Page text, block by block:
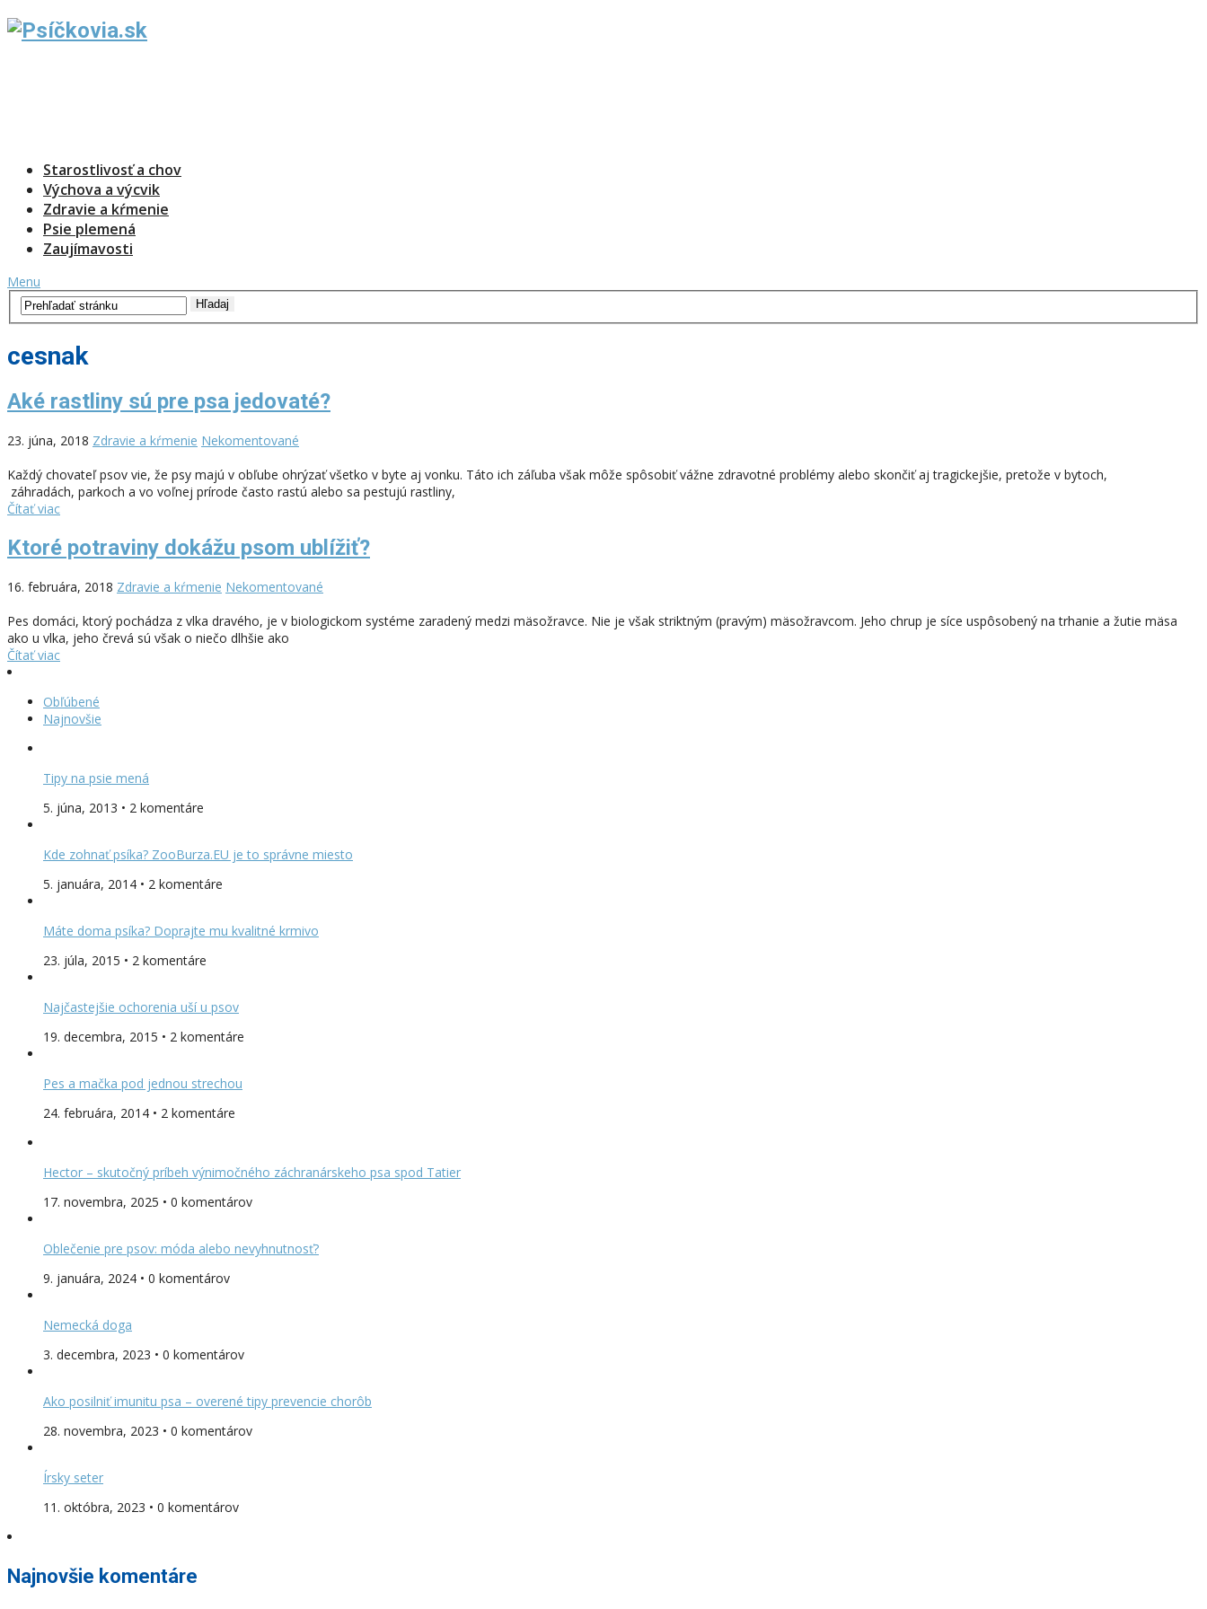
Starostlivosť a chov
Výchova a výcvik
Zdravie a kŕmenie
Psie plemená
Zaujímavosti
Menu
cesnak
Aké rastliny sú pre psa jedovaté?
23. júna, 2018 Zdravie a kŕmenie Nekomentované
Každý chovateľ psov vie, že psy majú v obľube ohrýzať všetko v byte aj vonku. Táto ich záľuba však môže spôsobiť vážne zdravotné problémy alebo skončiť aj tragickejšie, pretože v bytoch,
záhradách, parkoch a vo voľnej prírode často rastú alebo sa pestujú rastliny,
Čítať viac
Ktoré potraviny dokážu psom ublížiť?
16. februára, 2018 Zdravie a kŕmenie Nekomentované
Pes domáci, ktorý pochádza z vlka dravého, je v biologickom systéme zaradený medzi mäsožravce. Nie je však striktným (pravým) mäsožravcom. Jeho chrup je síce uspôsobený na trhanie a žutie mäsa
ako u vlka, jeho črevá sú však o niečo dlhšie ako
Čítať viac
Obľúbené
Najnovšie
Tipy na psie mená
5. júna, 2013 • 2 komentáre
Kde zohnať psíka? ZooBurza.EU je to správne miesto
5. januára, 2014 • 2 komentáre
Máte doma psíka? Doprajte mu kvalitné krmivo
23. júla, 2015 • 2 komentáre
Najčastejšie ochorenia uší u psov
19. decembra, 2015 • 2 komentáre
Pes a mačka pod jednou strechou
24. februára, 2014 • 2 komentáre
Hector – skutočný príbeh výnimočného záchranárskeho psa spod Tatier
17. novembra, 2025 • 0 komentárov
Oblečenie pre psov: móda alebo nevyhnutnosť?
9. januára, 2024 • 0 komentárov
Nemecká doga
3. decembra, 2023 • 0 komentárov
Ako posilniť imunitu psa – overené tipy prevencie chorôb
28. novembra, 2023 • 0 komentárov
Írsky seter
11. októbra, 2023 • 0 komentárov
Najnovšie komentáre